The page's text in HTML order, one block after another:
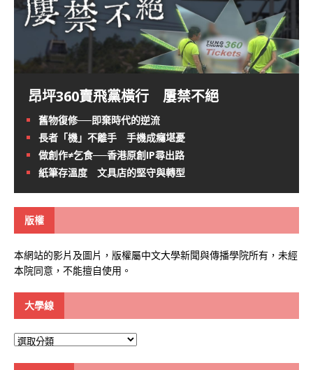
昂坪360賣飛黨橫行 屢禁不絕
舊物復修──即棄時代的逆流
長者「機」不離手 手機成癮堪憂
做創作≠乞食──香港原創IP尋出路
紙筆存溫度 文具店的堅守與轉型
版權
本網站的影片及圖片，版權屬中文大學新聞與傳播學院所有，未經
本院同意，不能擅自使用。
大學線
大